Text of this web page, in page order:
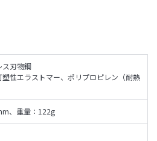
ス刃物鋼
塑性エラストマー、ポリプロピレン（耐熱
、重量：122g